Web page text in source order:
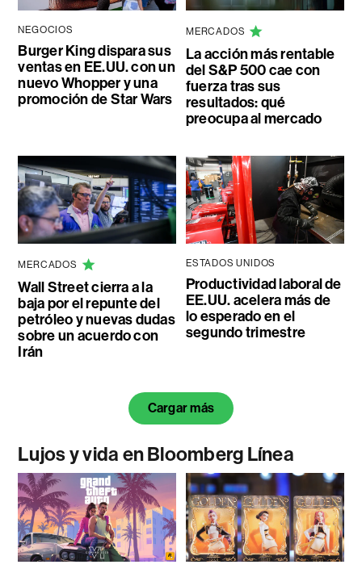
NEGOCIOS
Burger King dispara sus
ventas en EE.UU. con un
nuevo Whopper y una
promoción de Star Wars
MERCADOS
La acción más rentable
del S&P 500 cae con
fuerza tras sus
resultados: qué
preocupa al mercado
MERCADOS
Wall Street cierra a la
baja por el repunte del
petróleo y nuevas dudas
sobre un acuerdo con
Irán
ESTADOS UNIDOS
Productividad laboral de
EE.UU. acelera más de
lo esperado en el
segundo trimestre
Cargar más
Lujos y vida en Bloomberg Línea